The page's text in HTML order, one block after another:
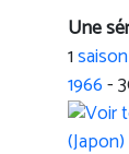
Une
1saison
1966-